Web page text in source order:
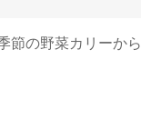
節の野菜カリーから